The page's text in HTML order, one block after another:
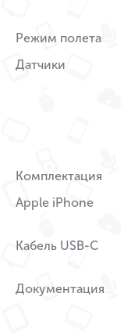
Режим полета
Датчики
Комплектация
Apple iPhone
Кабель USB-C
Документация